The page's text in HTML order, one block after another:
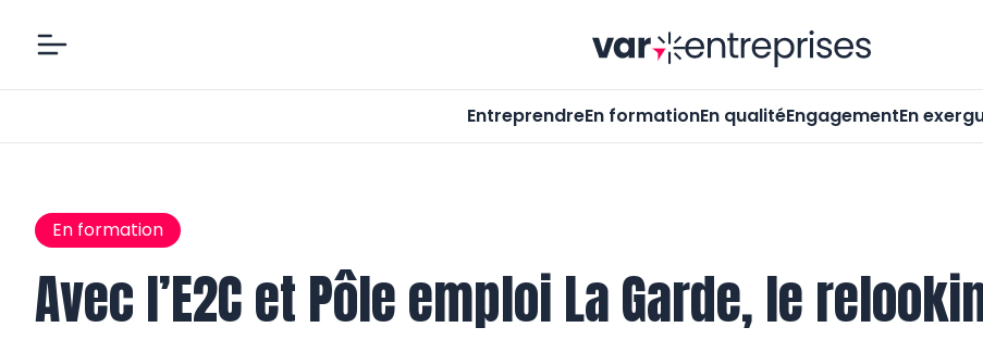
Var-
EntreprendreEn formationEn qualitéEngagementEn
En formation
Avec l’E2C et Pôle emploi La Garde, le